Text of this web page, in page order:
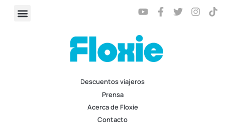
Descuentos viajeros
Prensa
Acerca de Floxie
Contacto